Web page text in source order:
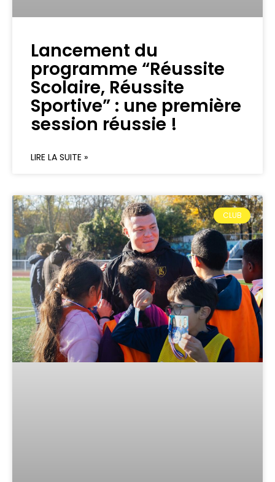
Lancement du
programme “Réussite
Scolaire, Réussite
Sportive” : une première
session réussie !
LIRE LA SUITE »
CLUB